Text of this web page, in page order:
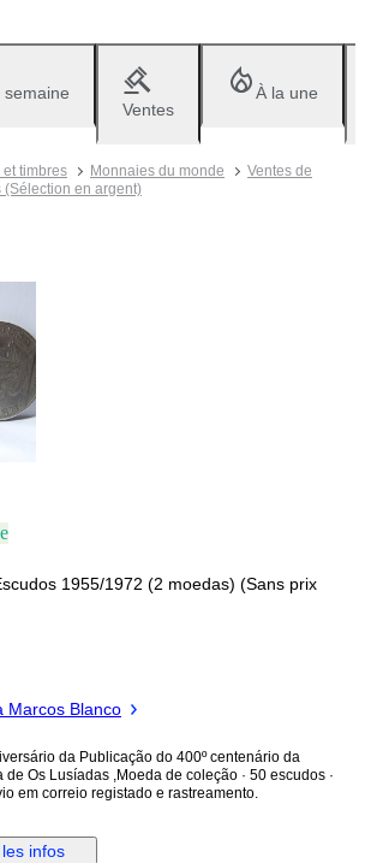
semaine
Ventes
À la une
et timbres Monnaies du monde
Ventes de
en argent)
1955/1972 (2 moedas) (Sans prix
Marcos Blanco
Os Lusíadas ,Moeda de coleção · 50 escudos ·
x 0.650 . Envio em correio registado e rastreamento.
infos